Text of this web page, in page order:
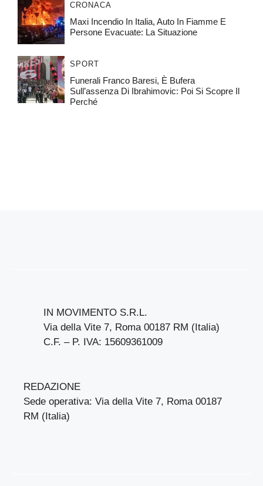
CRONACA
Maxi Incendio In Italia, Auto In Fiamme E
Persone Evacuate: La Situazione
SPORT
Funerali Franco Baresi, È Bufera
Sull’assenza Di Ibrahimovic: Poi Si Scopre Il
Perché
IN MOVIMENTO S.R.L.
Via della Vite 7, Roma 00187 RM (Italia)
C.F. – P. IVA: 15609361009
REDAZIONE
Sede operativa: Via della Vite 7, Roma 00187
RM (Italia)